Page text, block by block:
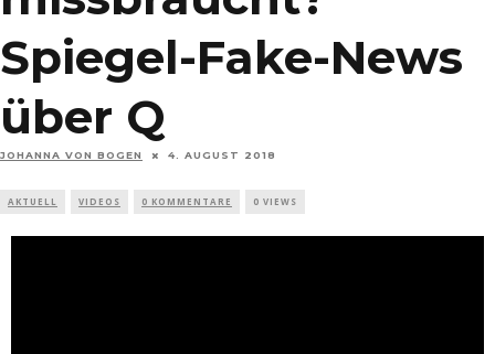
Spiegel-Fake-News
über Q
JOHANNA VON BOGEN 4. AUGUST 2018
AKTUELL VIDEOS 0 KOMMENTARE 0 VIEWS